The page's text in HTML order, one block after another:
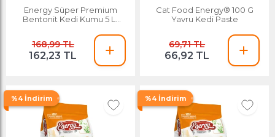
Energy Süper Premium
Bentonit Kedi Kumu 5 Lt
168,99 TL
162,23 TL
Cat Food Energy® 100 G
Yavru Kedi Paste
69,71 TL
66,92 TL
%4 İndirim %4 İndirim